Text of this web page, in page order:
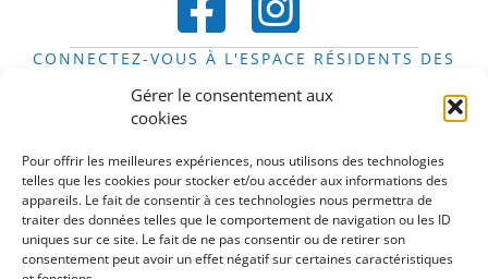
Gérer le consentement aux
cookies
Pour offrir les meilleures expériences, nous utilisons des technologies
telles que les cookies pour stocker et/ou accéder aux informations des
appareils. Le fait de consentir à ces technologies nous permettra de
traiter des données telles que le comportement de navigation ou les ID
uniques sur ce site. Le fait de ne pas consentir ou de retirer son
consentement peut avoir un effet négatif sur certaines caractéristiques
CONNECTEZ-VOUS À L'ESPACE RÉSIDENTS DES
Cliquez pour accepter les cookies